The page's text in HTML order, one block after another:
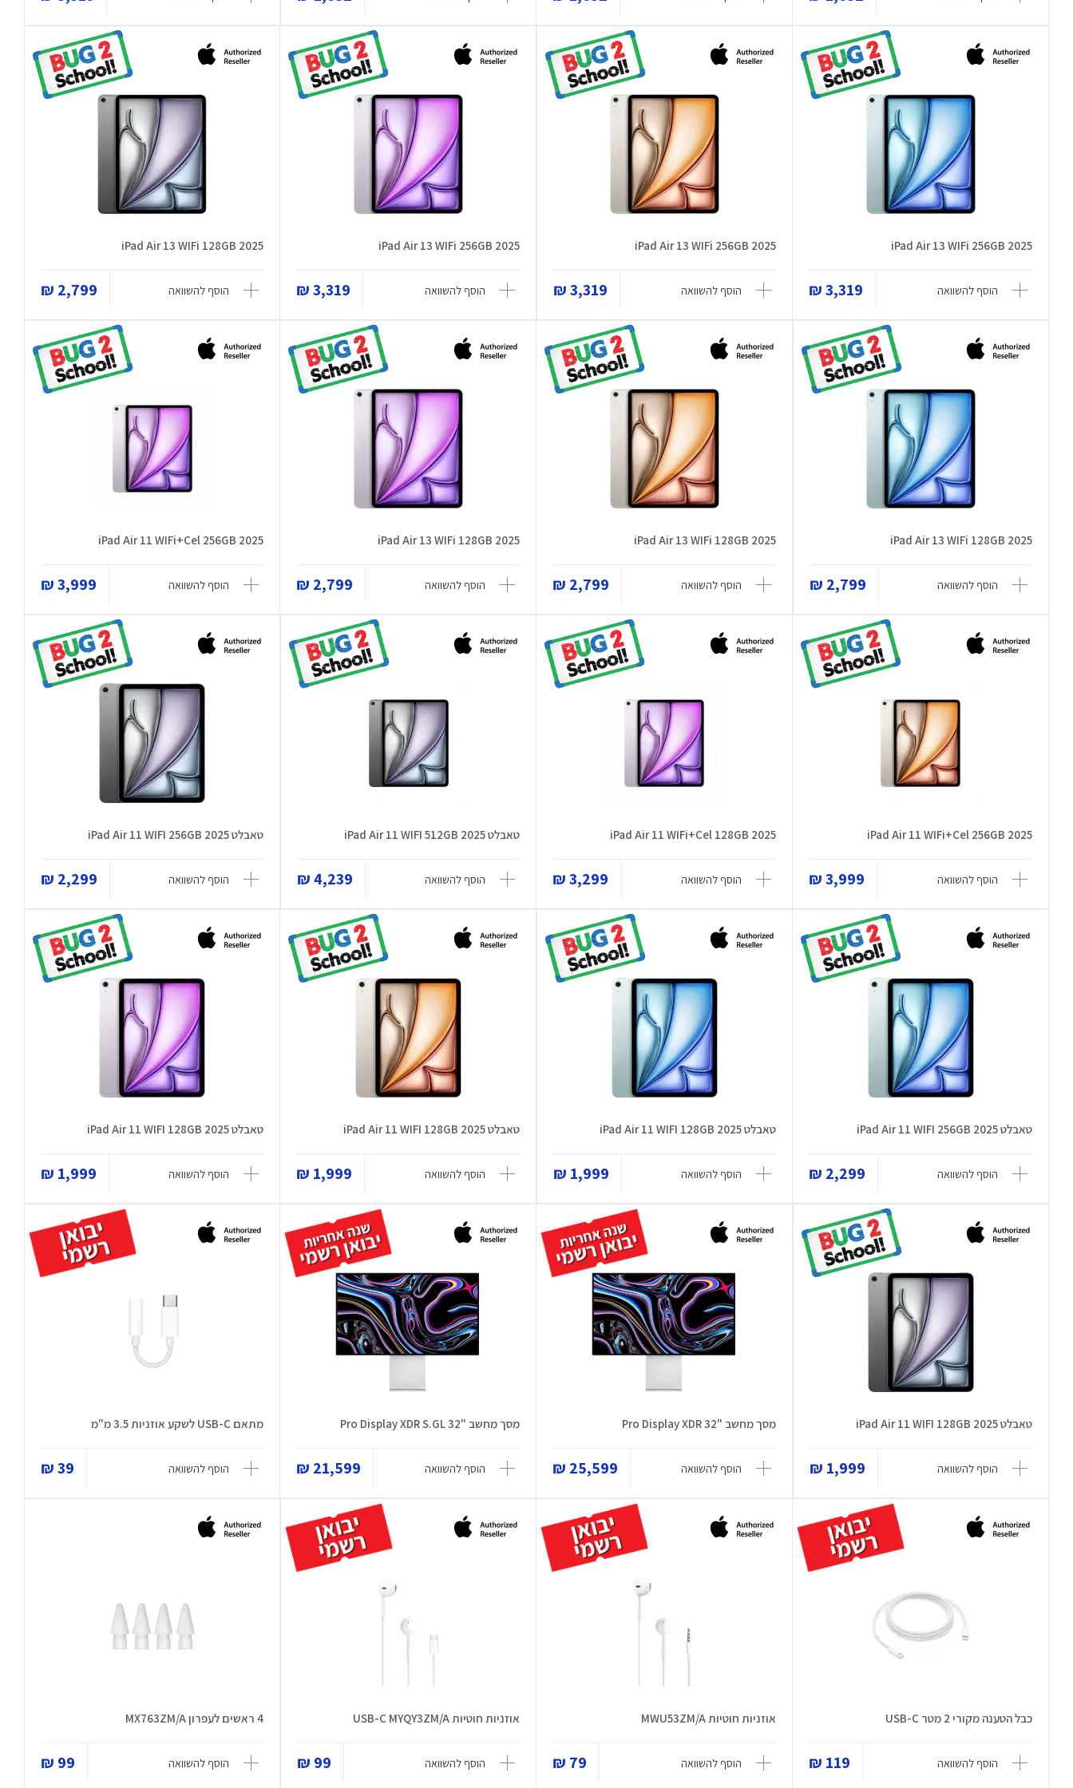
iPad Air 13 WIFi 256GB 2025
הוסף להשוואה 3,319 ₪
iPad Air 13 WIFi 256GB 2025
הוסף להשוואה 3,319 ₪
iPad Air 13 WIFi 256GB 2025
הוסף להשוואה 3,319 ₪
iPad Air 13 WIFi 128GB 2025
הוסף להשוואה 2,799 ₪
iPad Air 13 WIFi 128GB 2025
הוסף להשוואה 2,799 ₪
iPad Air 13 WIFi 128GB 2025
הוסף להשוואה 2,799 ₪
iPad Air 13 WIFi 128GB 2025
הוסף להשוואה 2,799 ₪
iPad Air 11 WIFi+Cel 256GB 2025
הוסף להשוואה 3,999 ₪
iPad Air 11 WIFi+Cel 256GB 2025
הוסף להשוואה 3,999 ₪
iPad Air 11 WIFi+Cel 128GB 2025
הוסף להשוואה 3,299 ₪
טאבלט iPad Air 11 WIFI 512GB 2025
הוסף להשוואה 4,239 ₪
טאבלט iPad Air 11 WIFI 256GB 2025
הוסף להשוואה 2,299 ₪
טאבלט iPad Air 11 WIFI 256GB 2025
הוסף להשוואה 2,299 ₪
טאבלט iPad Air 11 WIFI 128GB 2025
הוסף להשוואה 1,999 ₪
טאבלט iPad Air 11 WIFI 128GB 2025
הוסף להשוואה 1,999 ₪
טאבלט iPad Air 11 WIFI 128GB 2025
הוסף להשוואה 1,999 ₪
טאבלט iPad Air 11 WIFI 128GB 2025
הוסף להשוואה 1,999 ₪
מסך מחשב "32 Pro Display XDR
הוסף להשוואה 25,599 ₪
מסך מחשב "32 Pro Display XDR S.GL
הוסף להשוואה 21,599 ₪
מתאם USB-C לשקע אוזניות 3.5 מ"מ
הוסף להשוואה 39 ₪
כבל הטענה מקורי 2 מטר USB-C
הוסף להשוואה 119 ₪
אוזניות חוטיות MWU53ZM/A
הוסף להשוואה 79 ₪
אוזניות חוטיות USB-C MYQY3ZM/A
הוסף להשוואה 99 ₪
4 ראשים לעפרון MX763ZM/A
הוסף להשוואה 99 ₪